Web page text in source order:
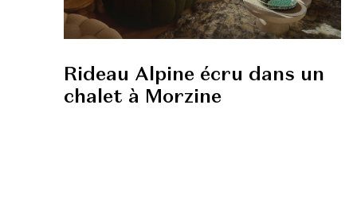
Rideau Alpine écru dans un
chalet à Morzine